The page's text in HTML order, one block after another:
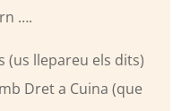
….
(us llepareu els dits)
Dret a Cuina (que